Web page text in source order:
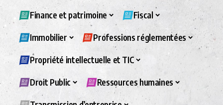
Finance et patrimoine Fiscal
Immobilier Professions réglementées
Propriété intellectuelle et TIC
Droit Public Ressources humaines